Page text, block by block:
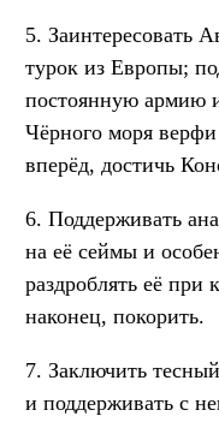
5. Заинтересовать
турок из Европы;
постоянную армию
Чёрного моря
вперёд, достичь
6. Поддерживать
на её сеймы и
раздроблять её при
наконец, покорить.
7. Заключить
и поддерживать с